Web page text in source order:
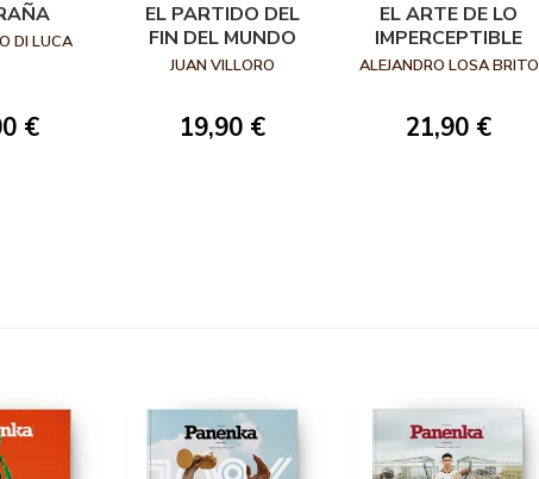
DI LUCA
€
EL PARTIDO DEL
FIN DEL MUNDO
JUAN VILLORO
19,90 €
EL ARTE DE LO
IMPERCEPTIBLE
ALEJANDRO LOSA BRITO
21,90 €